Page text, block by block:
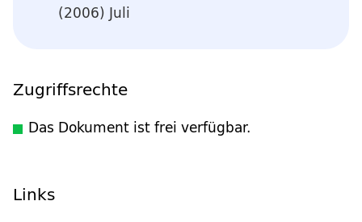
(2006) Juli
Zugriffsrechte
Das Dokument ist frei verfügbar.
Links